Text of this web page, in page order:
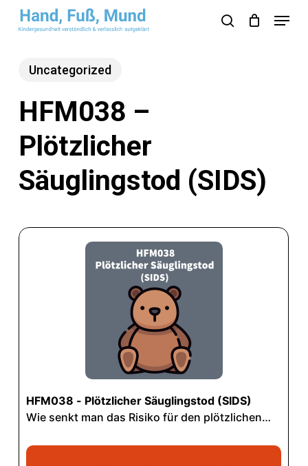
Skip
content
search
Menu
Uncategorized
HFM038 –
Plötzlicher
Säuglingstod (SIDS)